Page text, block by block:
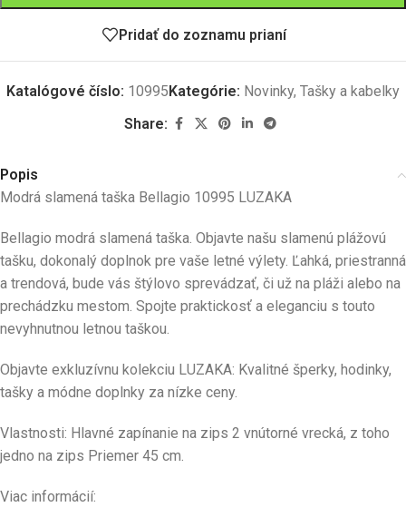
Pridať do zoznamu prianí
Katalógové číslo: 10995 Kategórie: Novinky, Tašky a kabelky
Share:
Popis
Modrá slamená taška Bellagio 10995 LUZAKA
Bellagio modrá slamená taška. Objavte našu slamenú plážovú
tašku, dokonalý doplnok pre vaše letné výlety. Ľahká, priestranná
a trendová, bude vás štýlovo sprevádzať, či už na pláži alebo na
prechádzku mestom. Spojte praktickosť a eleganciu s touto
nevyhnutnou letnou taškou.
Objavte exkluzívnu kolekciu LUZAKA: Kvalitné šperky, hodinky,
tašky a módne doplnky za nízke ceny.
Vlastnosti: Hlavné zapínanie na zips 2 vnútorné vrecká, z toho
jedno na zips Priemer 45 cm.
Viac informácií: